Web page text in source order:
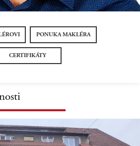
PONUKA MAKLÉRA
CERTIFIKÁTY
prehliadka